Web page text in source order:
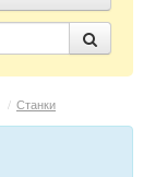
/ Станки